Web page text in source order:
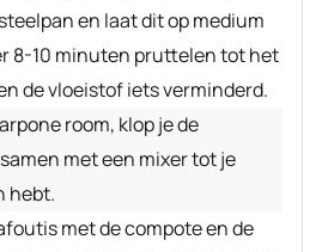
en laat dit op medium
8-10 minuten pruttelen tot het
de vloeistof iets verminderd.
room, klop je de
met een mixer tot je
hebt.
met de compote en de